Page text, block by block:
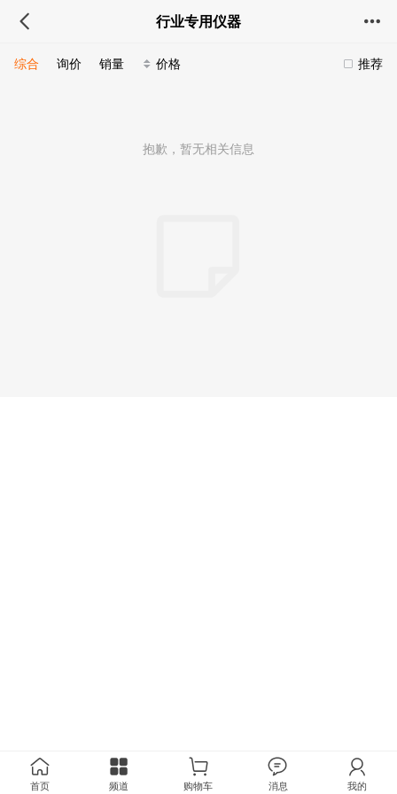
行业专用仪器
推荐
综合 询价 销量 价格
抱歉，暂无相关信息
首页 频道 购物车 消息 我的